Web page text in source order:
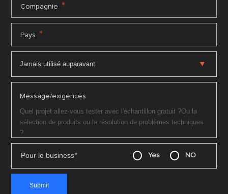
Compagnie *
Pays *
Message/exigences
Pour le business* Yes NO